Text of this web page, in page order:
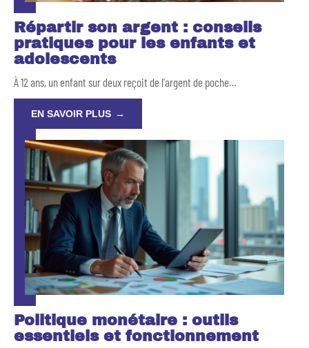
Répartir son argent : conseils
pratiques pour les enfants et
adolescents
À 12 ans, un enfant sur deux reçoit de l'argent de poche…
EN SAVOIR PLUS
Politique monétaire : outils
essentiels et fonctionnement